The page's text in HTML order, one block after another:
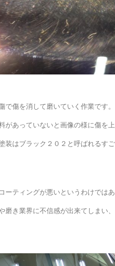
傷を消して磨いていく作業です。
があっていないと画像の様に傷を
装はブラック２０２と呼ばれるす
ーティングが悪いというわけでは
磨き業界に不信感が出来てしまい